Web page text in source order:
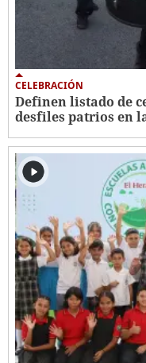
CELEBRACIÓN
Definen listado de
desfiles patrios en